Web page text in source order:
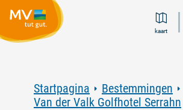
Ga
naar
Ga
naar
Ga
naar
Ga
naar
kaart
Startpagina
Bestemmingen
Van der Valk Golfhotel Serrahn